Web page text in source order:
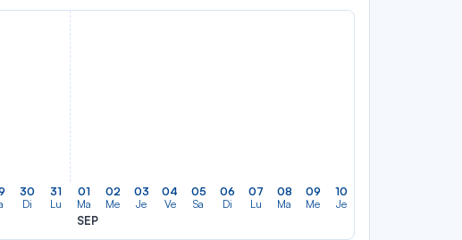
30
Di
31
Lu
01
Ma
SEP
02
Me
03
Je
04
Ve
05
Sa
06
Di
07
Lu
08
Ma
09
Me
10
Je